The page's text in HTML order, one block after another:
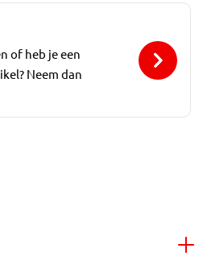
of heb je een
Neem dan